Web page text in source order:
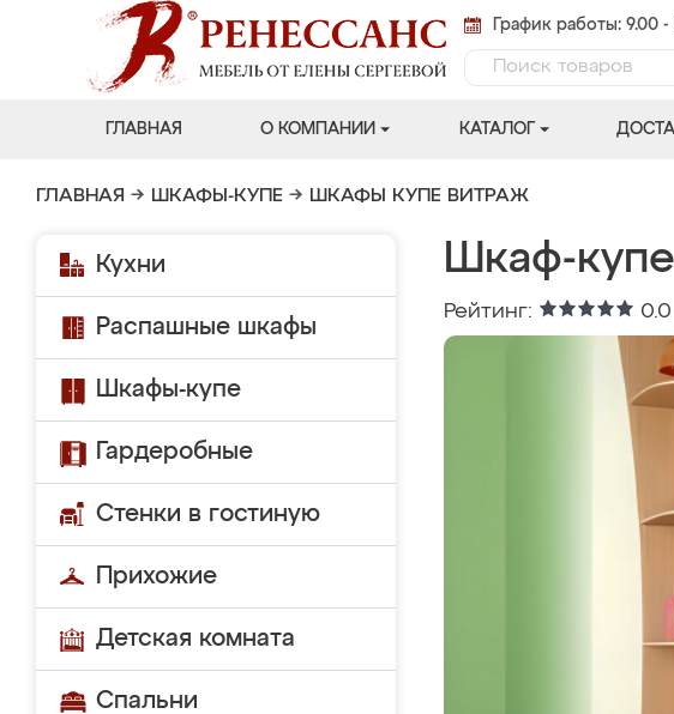
График работы: 9.00
ГЛАВНАЯ О КОМПАНИИ КАТАЛОГ
ГЛАВНАЯ → ШКАФЫ-КУПЕ → ШКАФЫ КУПЕ ВИТРАЖ
Кухни
Распашные шкафы
Шкафы-купе
Гардеробные
Стенки в гостиную
Прихожие
Детская комната
Спальни
Шкаф-
Рейтинг: 0.0